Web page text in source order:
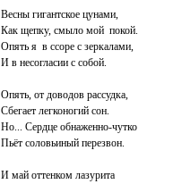
Весны гигантское цунами,
Как щепку, смыло мой покой.
Опять я в ссоре с зеркалами,
И в несогласии с собой.
Опять, от доводов рассудка,
Сбегает легконогий сон.
Но... Сердце обнаженно-чутко
Пьёт соловьиный перезвон.
И май оттенком лазурита